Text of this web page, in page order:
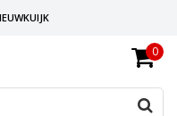
EEN DAK!
0